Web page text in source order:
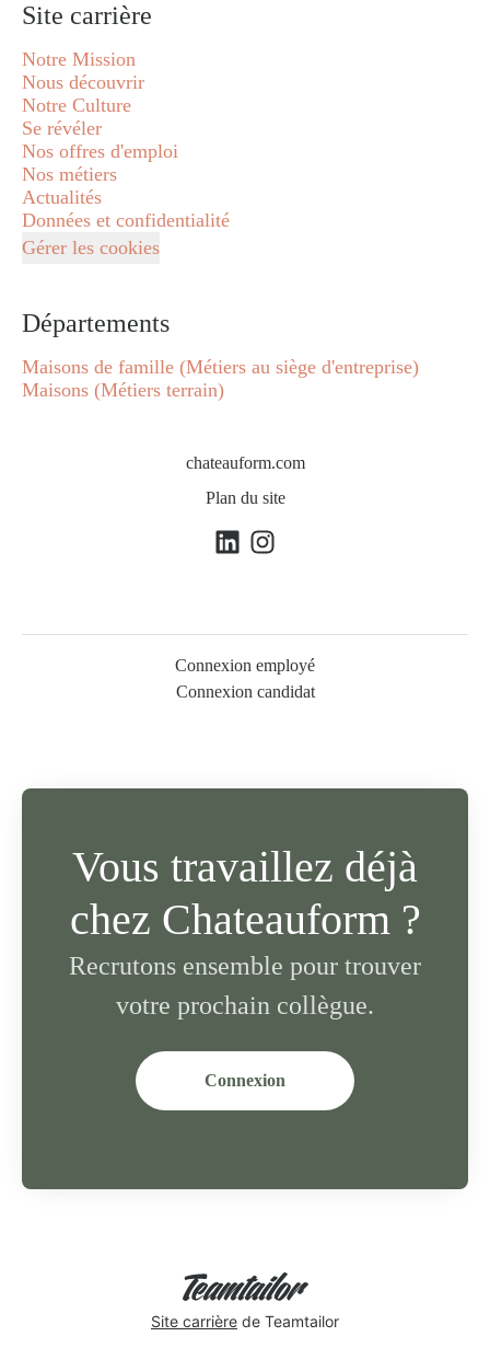
Site carrière
Notre Mission
Nous découvrir
Notre Culture
Se révéler
Nos offres d'emploi
Nos métiers
Actualités
Données et confidentialité
Gérer les cookies
Départements
Maisons de famille (Métiers au siège d'entreprise)
Maisons (Métiers terrain)
chateauform.com
Plan du site
Connexion employé
Connexion candidat
Vous travaillez déjà
chez Chateauform ?
Recrutons ensemble pour trouver
votre prochain collègue.
Connexion
Site carrière de Teamtailor